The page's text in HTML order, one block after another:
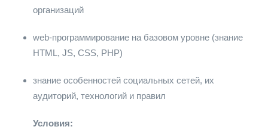
организаций
web-программирование на базовом уровне (знание
HTML, JS, CSS, PHP)
знание особенностей социальных сетей, их
аудиторий, технологий и правил
Условия: